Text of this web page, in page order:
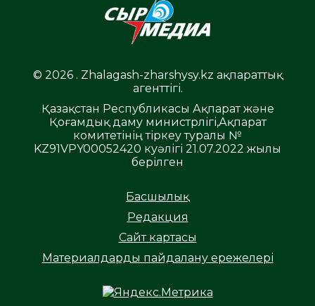
© 2026 . Zhalagash-zharshysy.kz ақпараттық
агенттігі.
Қазақстан Республикасы Ақпарат және
Қоғамдық даму министрлігі,Ақпарат
комитетінің тіркеу туралы №
KZ91VPY00052420 куәлігі 21.07.2022 жылы
берілген
Басшылық
Редакция
Сайт картасы
Материалдарды пайдалану ережелері